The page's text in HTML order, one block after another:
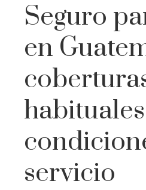
Seguro
en
servicio